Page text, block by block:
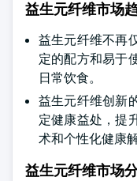
益生元纤维市场
益生元纤维不再
定的配方和易于
日常饮食。
益生元纤维创新
定健康益处，提
术和个性化健康
益生元纤维市场